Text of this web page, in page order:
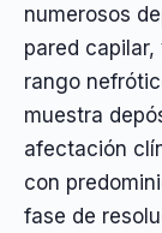
numerosos
pared
rango
muestra
afectación
con
fase de